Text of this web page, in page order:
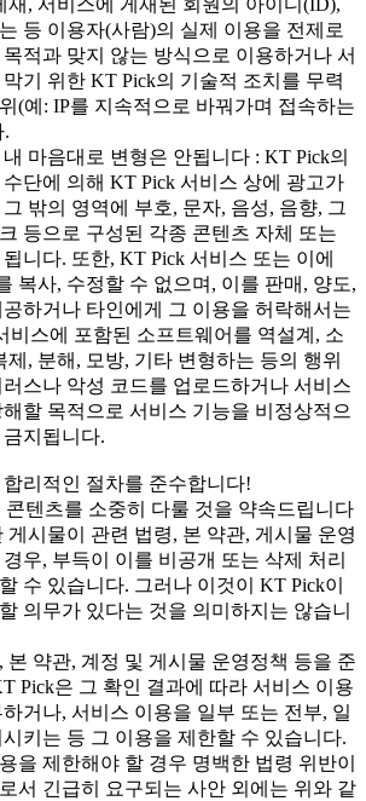
재, 서비스에 게재된 회원의 아이디(ID),
등 이용자(사람)의 실제 이용을 전제로
적과 맞지 않는 방식으로 이용하거나 서
기 위한 KT Pick의 기술적 조치를 무력
(예: IP를 지속적으로 바꿔가며 접속하는
.
마음대로 변형은 안됩니다 : KT Pick의
단에 의해 KT Pick 서비스 상에 광고가
밖의 영역에 부호, 문자, 음성, 음향, 그
등으로 구성된 각종 콘텐츠 자체 또는
니다. 또한, KT Pick 서비스 또는 이에
복사, 수정할 수 없으며, 이를 판매, 양도,
하거나 타인에게 그 이용을 허락해서는
비스에 포함된 소프트웨어를 역설계, 소
제, 분해, 모방, 기타 변형하는 등의 행위
스나 악성 코드를 업로드하거나 서비스
할 목적으로 서비스 기능을 비정상적으
지됩니다.
리적인 절차를 준수합니다!
텐츠를 소중히 다룰 것을 약속드립니다
게시물이 관련 법령, 본 약관, 게시물 운영
우, 부득이 이를 비공개 또는 삭제 처리
수 있습니다. 그러나 이것이 KT Pick이
의무가 있다는 것을 의미하지는 않습니
본 약관, 계정 및 게시물 운영정책 등을 준
Pick은 그 확인 결과에 따라 서비스 이용
거나, 서비스 이용을 일부 또는 전부, 일
키는 등 그 이용을 제한할 수 있습니다.
을 제한해야 할 경우 명백한 법령 위반이
서 긴급히 요구되는 사안 외에는 위와 같